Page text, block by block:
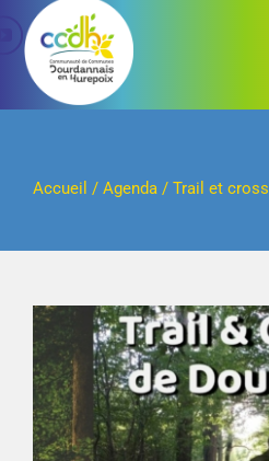
Passer
contenu
Accueil / Agenda/ Trail et cross